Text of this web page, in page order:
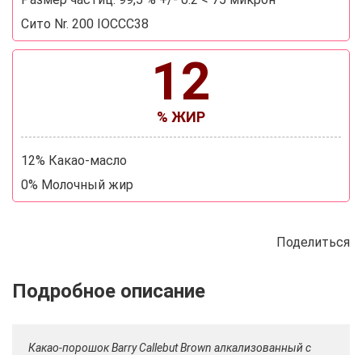
Сито Nr. 200 IOCCC38
12
% ЖИР
12% Какао-масло
0% Молочный жир
Поделиться
Описание Отзывы Рецепты
Какао-порошок Barry Callebut Brown алкализованный с